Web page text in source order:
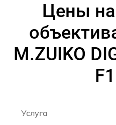
Цены
M.ZUIKO
Услуга